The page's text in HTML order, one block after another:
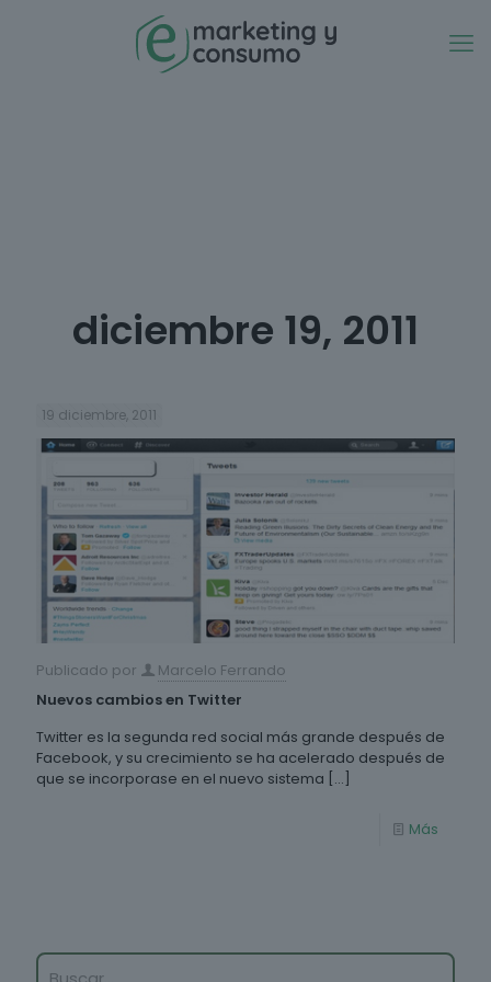
diciembre 19, 2011
19 diciembre, 2011
Publicado por
Marcelo Ferrando
Nuevos cambios en Twitter
Twitter es la segunda red social más grande después de
Facebook, y su crecimiento se ha acelerado después de
que se incorporase en el nuevo sistema […]
Más